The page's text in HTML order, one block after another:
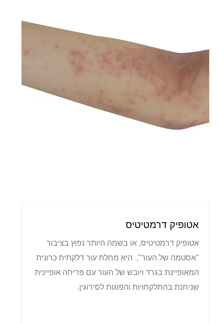
אטופיק דרמטיטיס
אטופיק דרמטיטיס, או בשמה היותר נפוץ בציבור
"אסטמה של העור", היא מחלת עור דלקתית כרונית
המאופיינת בגרד ויובש של העור עם פריחה אופיינית
שניחנת בהתלקחויות והפוגות לסירוגין.